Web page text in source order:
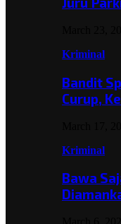
Kriminal
Bandit
Curup,
Kriminal
Bawa